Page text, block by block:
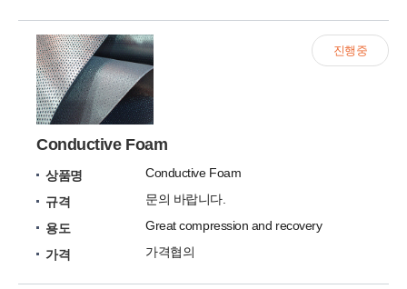
Conductive Foam
상품명
Conductive Foam
규격
문의 바랍니다.
용도
Great compression and recovery
가격
가격협의
진행중